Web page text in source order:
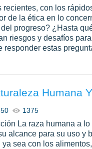
recientes, con los
de la ética en lo
progreso? ¿Hasta
riesgos y desafíos
responder estas
Humana
1375
La raza humana a
alcance para su uso y
ya sea con los